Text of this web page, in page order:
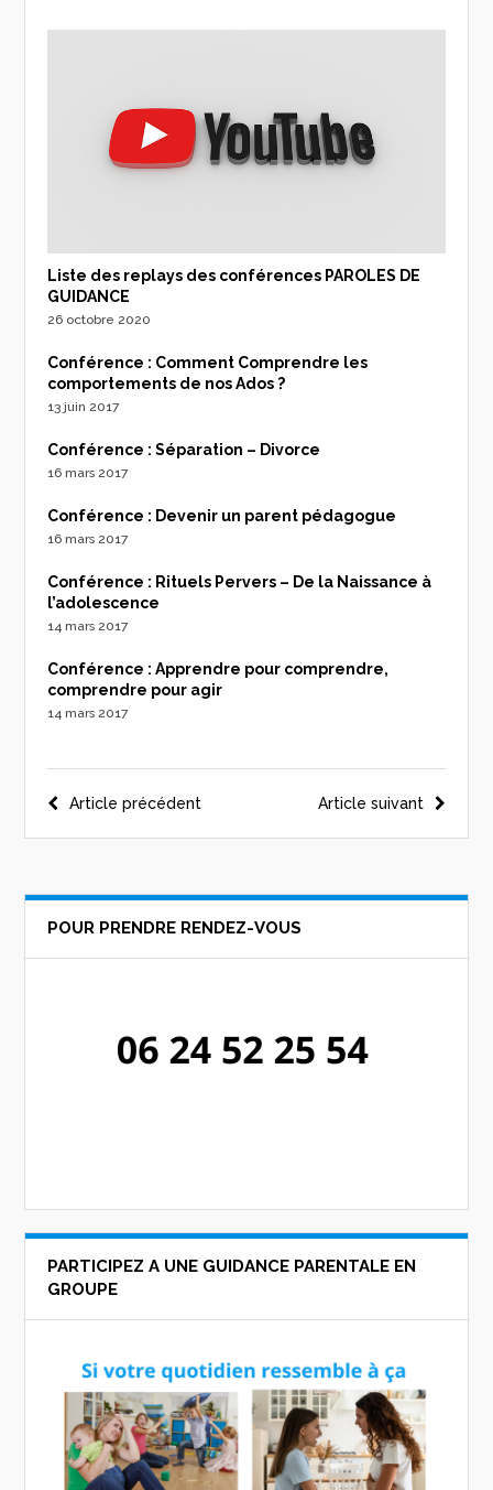
Liste des replays des conférences PAROLES DE
GUIDANCE
26 octobre 2020
Conférence : Comment Comprendre les
comportements de nos Ados ?
13 juin 2017
Conférence : Séparation – Divorce
16 mars 2017
Conférence : Devenir un parent pédagogue
16 mars 2017
Conférence : Rituels Pervers – De la Naissance à
l’adolescence
14 mars 2017
Conférence : Apprendre pour comprendre,
comprendre pour agir
14 mars 2017
Navigation
de
Article suivant
Article précédent
POUR PRENDRE RENDEZ-VOUS
PARTICIPEZ A UNE GUIDANCE PARENTALE EN
GROUPE